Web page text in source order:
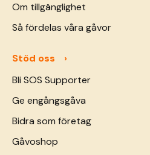
Om tillgänglighet
Så fördelas våra gåvor
Stöd oss
Bli SOS Supporter
Ge engångsgåva
Bidra som företag
Gåvoshop